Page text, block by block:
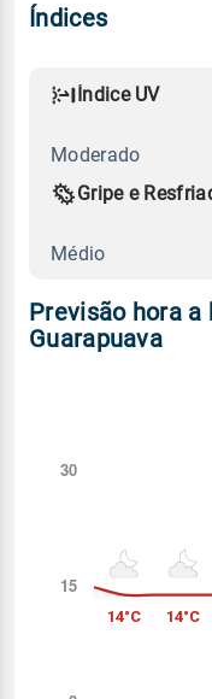
Índices
Índice UV
Moderado
Gripe e
Médio
Previsão hora a
Guarapuava